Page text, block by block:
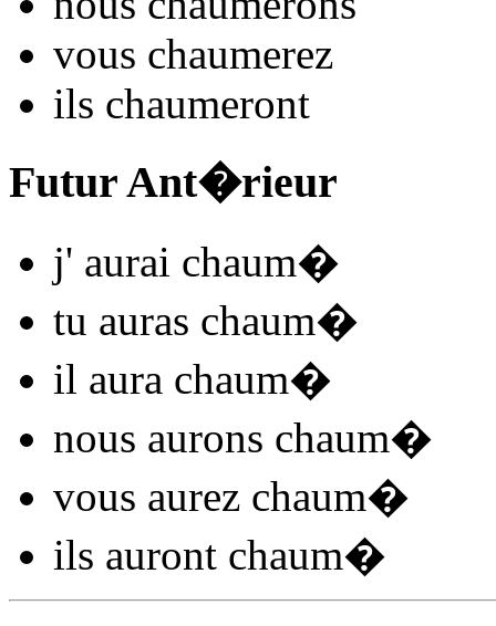
vous chaumerez
ils chaumeront
Futur Ant�rieur
j' aurai chaum�
tu auras chaum�
il aura chaum�
nous aurons chaum�
vous aurez chaum�
ils auront chaum�